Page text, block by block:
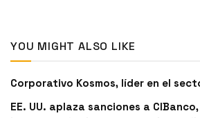
YOU MIGHT ALSO LIKE
Corporativo Kosmos, líder en el
EE. UU. aplaza sanciones a